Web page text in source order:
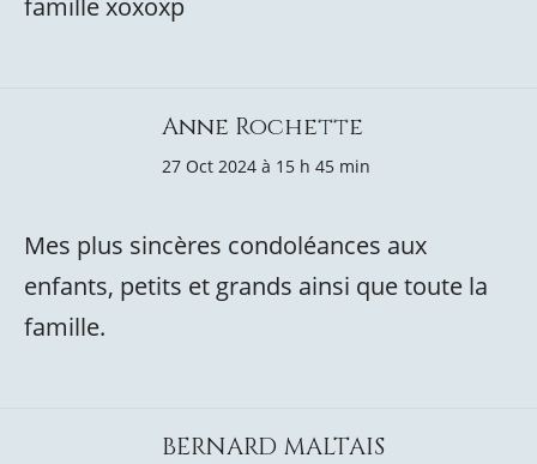
famille xoxoxp
Anne Rochette
27 Oct 2024 à 15 h 45 min
Mes plus sincères condoléances aux
enfants, petits et grands ainsi que toute la
famille.
BERNARD MALTAIS